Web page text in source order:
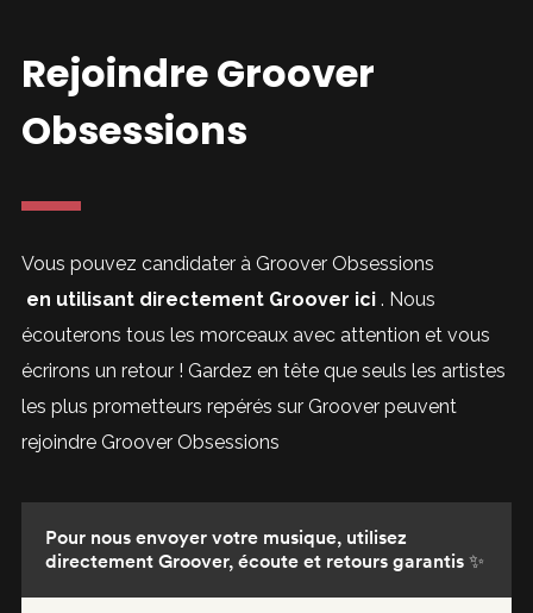
Rejoindre Groover
Obsessions
Vous pouvez candidater à Groover Obsessions
en utilisant directement Groover ici . Nous
écouterons tous les morceaux avec attention et vous
écrirons un retour ! Gardez en tête que seuls les artistes
les plus prometteurs repérés sur Groover peuvent
rejoindre Groover Obsessions